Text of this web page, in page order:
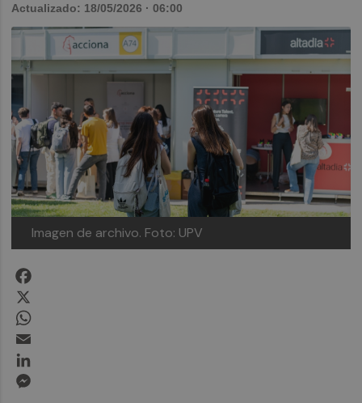
Actualizado: 18/05/2026 · 06:00
Imagen de archivo. Foto: UPV